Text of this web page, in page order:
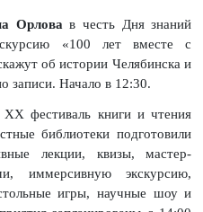
Орлова в честь Дня знаний
«100 лет вместе с
об истории Челябинска и
записи. Начало в 12:30.
XX фестиваль книги и чтения
библиотеки подготовили
лекции, квизы, мастер-
иммерсивную экскурсию,
игры, научные шоу и